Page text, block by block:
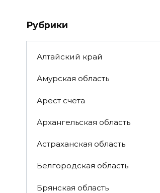
Рубрики
Алтайский край
Амурская область
Арест счёта
Архангельская область
Астраханская область
Белгородская область
Брянская область